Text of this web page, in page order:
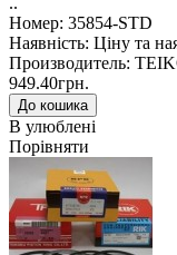
Номер: 35854-STD
Наявність: Ціну та
Производитель:
949.40грн.
В улюблені
Порівняти